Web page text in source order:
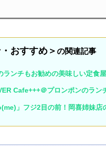
おすすめ＞ の関連記事
ランチもお勧めの美味しい定食
Cafe+++＠プロンポンのラ
」フジ2目の前！岡喜姉妹